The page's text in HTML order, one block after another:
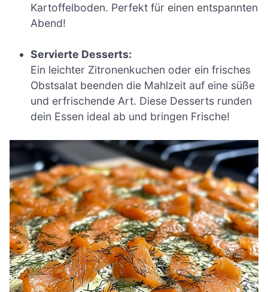
Kartoffelboden. Perfekt für einen entspannten
Abend!
Servierte Desserts:
Ein leichter Zitronenkuchen oder ein frisches
Obstsalat beenden die Mahlzeit auf eine süße
und erfrischende Art. Diese Desserts runden
dein Essen ideal ab und bringen Frische!